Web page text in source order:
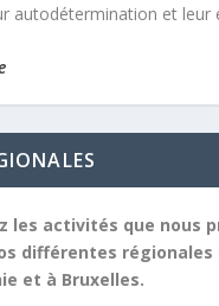
autodétermination et leur
les activités que nous
différentes régionales
et à Bruxelles.